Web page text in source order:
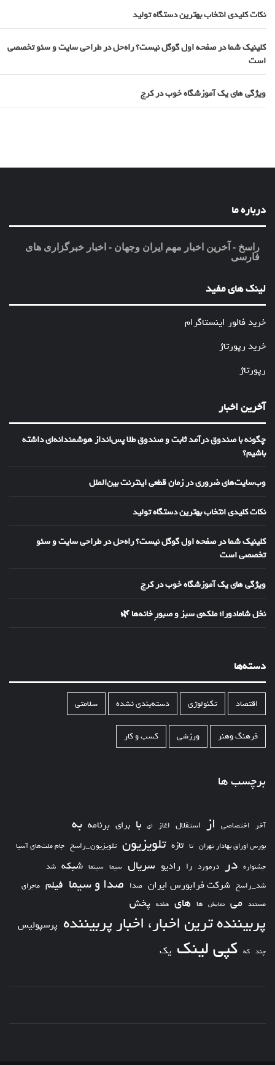
نکات کلیدی انتخاب بهترین دستگاه تولید
کلینیک شما در صفحه اول گوگل نیست؟ راه‌حل در طراحی سایت و سئو تخصصی
است
ویژگی های یک آموزشگاه خوب در کرج
درباره ما
راسخ - آخرین اخبار مهم ایران وجهان - اخبار خبرگزاری های
فارسی
لینک های مفید
خرید فالور اینستاگرام
خرید رپورتاژ
رپورتاژ
آخرین اخبار
چگونه با صندوق درآمد ثابت و صندوق طلا پس‌انداز هوشمندانه‌ای داشته
باشیم؟
وب‌سایت‌های ضروری در زمان قطعی اینترنت بین‌الملل
نکات کلیدی انتخاب بهترین دستگاه تولید
کلینیک شما در صفحه اول گوگل نیست؟ راه‌حل در طراحی سایت و سئو
تخصصی است
ویژگی های یک آموزشگاه خوب در کرج
نخل شامادورا؛ ملکه‌ی سبز و صبورِ خانه‌ها 🌿
دسته‌ها
اقتصاد تکنولوژی دسته‌بندی نشده سلامتی
فرهنگ وهنر ورزشی کسب و کار
برچسب ها
آخر اختصاصی از استقلال اغاز ای با برای برنامه به
بورس اوراق بهادار تهران تا تازه تلویزیون تلویزیون_راسخ جام ملت‌های آسیا
جشنواره در درمورد را رادیو سریال سیما سینما شبکه شد
شد_راسخ شرکت فرابورس ایران صدا صدا و سیما فیلم ماجرای
مستند می نمایش ها های هفته پخش
پربیننده ترین اخبار، اخبار پربیننده پرسپولیس
چند که کپی لینک یک